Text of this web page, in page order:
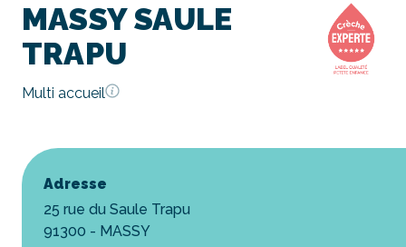
MASSY SAULE
TRAPU
Multi accueil
Adresse
25 rue du Saule Trapu
91300 - MASSY